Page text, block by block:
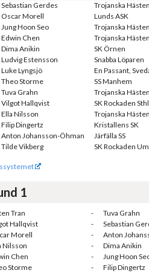
Sebastian Gerdes Trojanska Hästen
Oscar Morell Lunds ASK
Jung Hoon Seo Trojanska Hästen
Edwin Chen Trojanska Hästen
Dima Anikin SK Örnen
Ludvig Estensson Snabba Löparen
Luke Lyngsjö En Passant,
Theo Storme SS Manhem
Tuva Grahn Trojanska Hästen
Vilgot Hallqvist SK Rockaden
Ella Nilsson Trojanska Hästen
Filip Dingertz Kristallens SK
Anton Johansson-Öhman Järfälla SS
Tilde Vikberg SK Rockaden
1
Tran - Tuva Grahn
Hallqvist - Sebastian
Morell - Anton
Nilsson - Dima Anikin
Chen - Jung Hoon
Storme - Filip Dingertz